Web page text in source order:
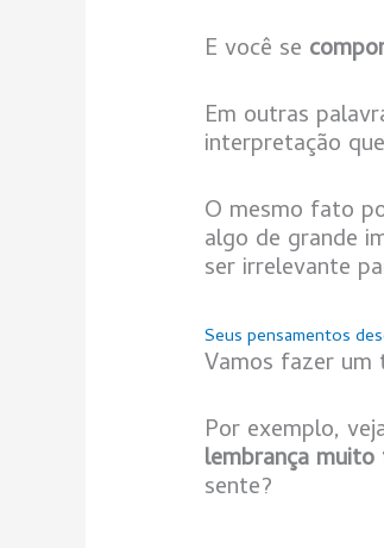
E você se
Em outras
interpretação
O mesmo fato
algo de grande
ser irrelevante
Seus pensamentos
Vamos fazer um
Por exemplo,
lembrança
sente?